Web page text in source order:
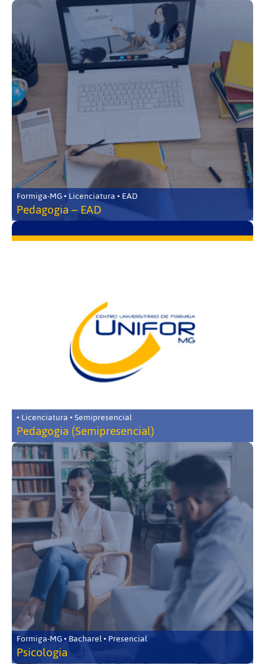
Formiga-MG • Licenciatura • EAD
Pedagogia – EAD
• Licenciatura • Semipresencial
Pedagogia (Semipresencial)
Formiga-MG • Bacharel • Presencial
Psicologia